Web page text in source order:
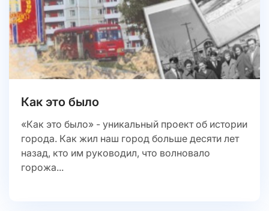
Как это было
«Как это было» - уникальный проект об истории
города. Как жил наш город больше десяти лет
назад, кто им руководил, что волновало
горожа...